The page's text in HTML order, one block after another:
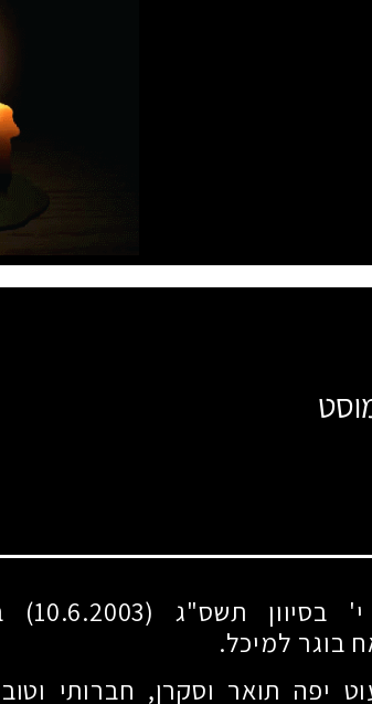
בנם של חגית ואהוד.
בוגר למיכל.
יפה תואר וסקרן, חברותי